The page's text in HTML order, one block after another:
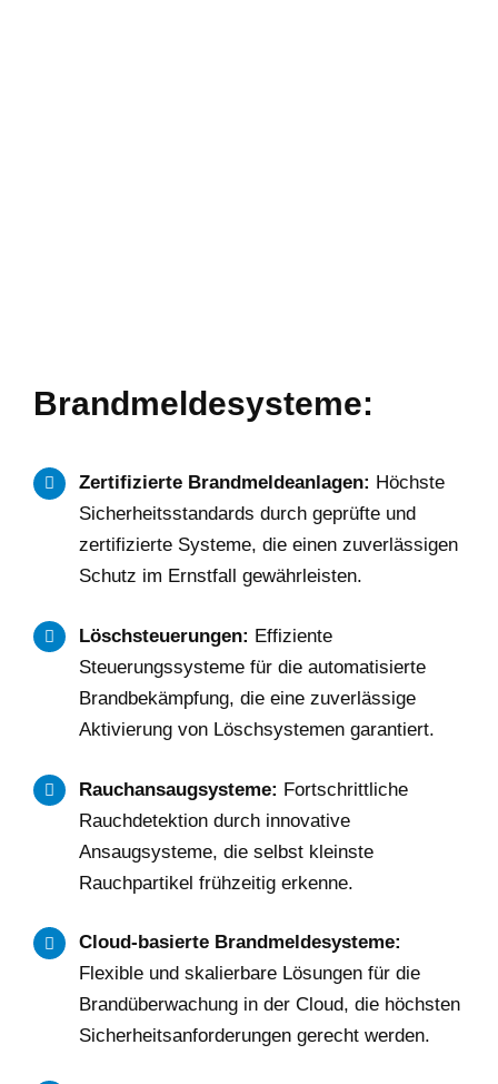
Brandmeldesysteme:
Zertifizierte Brandmeldeanlagen: Höchste
Sicherheitsstandards durch geprüfte und
zertifizierte Systeme, die einen zuverlässigen
Schutz im Ernstfall gewährleisten.
Löschsteuerungen: Effiziente
Steuerungssysteme für die automatisierte
Brandbekämpfung, die eine zuverlässige
Aktivierung von Löschsystemen garantiert.
Rauchansaugsysteme: Fortschrittliche
Rauchdetektion durch innovative
Ansaugsysteme, die selbst kleinste
Rauchpartikel frühzeitig erkenne.
Cloud-basierte Brandmeldesysteme:
Flexible und skalierbare Lösungen für die
Brandüberwachung in der Cloud, die höchsten
Sicherheitsanforderungen gerecht werden.